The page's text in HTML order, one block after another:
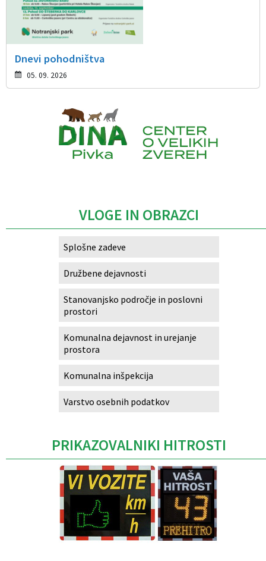
Dnevi pohodništva
05. 09. 2026
VLOGE IN OBRAZCI
Splošne zadeve
Družbene dejavnosti
Stanovanjsko področje in poslovni
prostori
Komunalna dejavnost in urejanje
prostora
Komunalna inšpekcija
Varstvo osebnih podatkov
PRIKAZOVALNIKI HITROSTI